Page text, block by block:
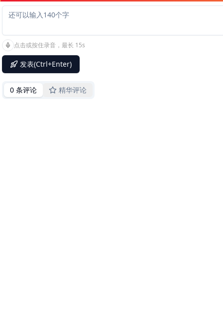
点击或按住录音，最长 15s
发表(Ctrl+Enter)
0 条评论 精华评论